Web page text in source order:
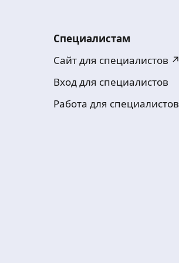
Специалистам
Сайт для специалистов ↗
Вход для специалистов
Работа для специалистов